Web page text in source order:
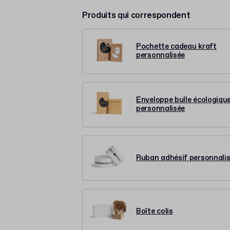
Produits qui correspondent
Pochette cadeau kraft
personnalisée
Enveloppe bulle
personnalisée
Ruban adhésif
Boîte colis